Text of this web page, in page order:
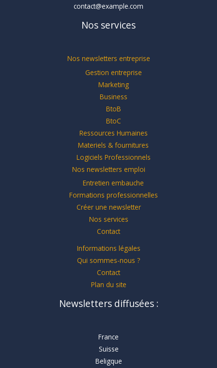
contact@example.com
Nos services
Nos newsletters entreprise
Gestion entreprise
Marketing
Business
BtoB
BtoC
Ressources Humaines
Materiels & fournitures
Logiciels Professionnels
Nos newsletters emploi
Entretien embauche
Formations professionnelles
Créer une newsletter
Nos services
Contact
Informations légales
Qui sommes-nous ?
Contact
Plan du site
Newsletters diffusées :
France
Suisse
Beligque